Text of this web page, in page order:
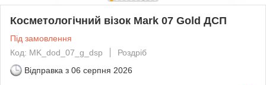
Косметологічний візок Mark 07 Gold ДСП
Під замовлення
Код: MK_dod_07_g_dsp
Роздріб
Відправка з 06 серпня 2026